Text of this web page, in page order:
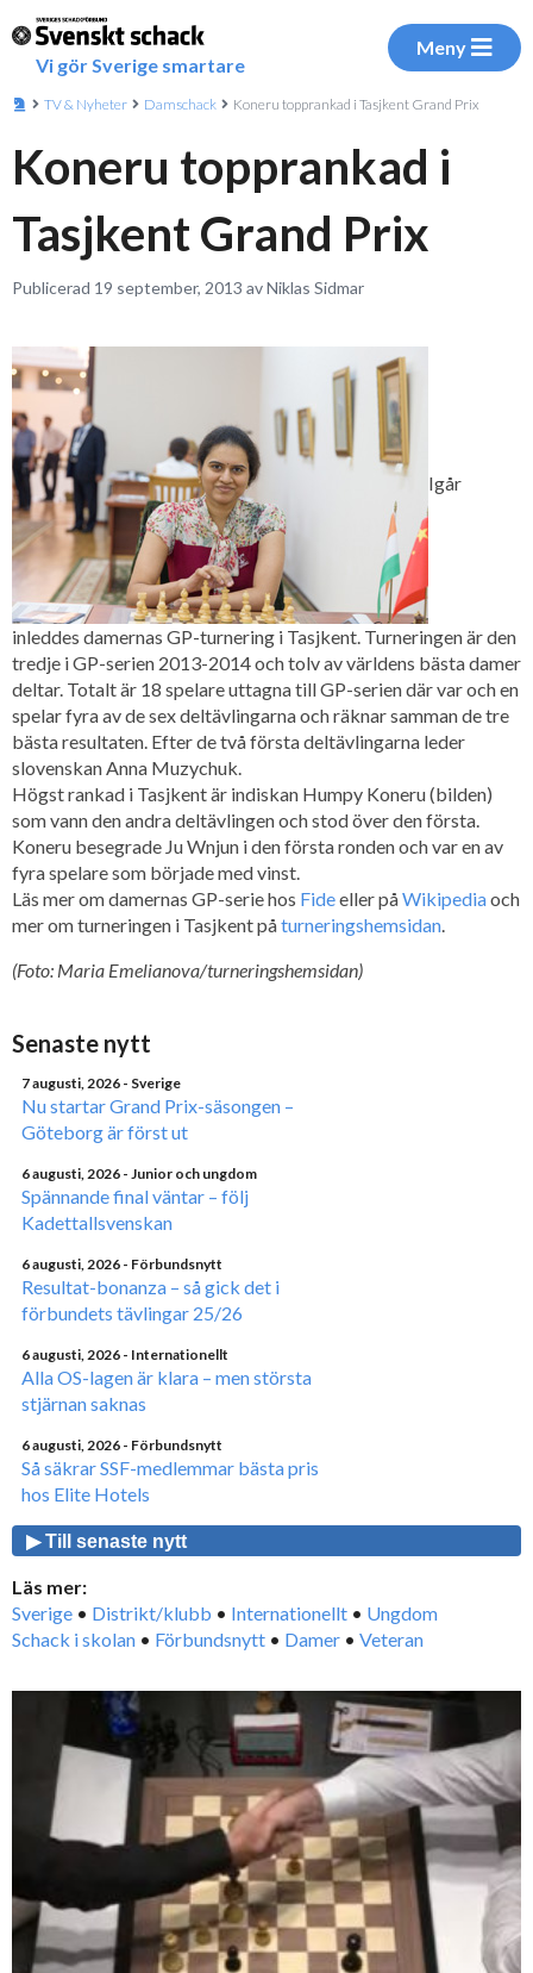
Vi gör Sverige smartare
Meny
TV & Nyheter Damschack Koneru topprankad i Tasjkent Grand Prix
Koneru topprankad i
Tasjkent Grand Prix
Publicerad 19 september, 2013 av Niklas Sidmar
Igår
inleddes damernas GP-turnering i Tasjkent. Turneringen är den
tredje i GP-serien 2013-2014 och tolv av världens bästa damer
deltar. Totalt är 18 spelare uttagna till GP-serien där var och en
spelar fyra av de sex deltävlingarna och räknar samman de tre
bästa resultaten. Efter de två första deltävlingarna leder
slovenskan Anna Muzychuk.
Högst rankad i Tasjkent är indiskan Humpy Koneru (bilden)
som vann den andra deltävlingen och stod över den första.
Koneru besegrade Ju Wnjun i den första ronden och var en av
fyra spelare som började med vinst.
Läs mer om damernas GP-serie hos Fideeller påWikipediaoch
mer om turneringen i Tasjkent påturneringshemsidan.
(Foto: Maria Emelianova/turneringshemsidan)
Senaste nytt
7 augusti, 2026 - Sverige
Nu startar Grand Prix-säsongen –
Göteborg är först ut
6 augusti, 2026 - Junior och ungdom
Spännande final väntar – följ
Kadettallsvenskan
6 augusti, 2026 - Förbundsnytt
Resultat-bonanza – så gick det i
förbundets tävlingar 25/26
6 augusti, 2026 - Internationellt
Alla OS-lagen är klara – men största
stjärnan saknas
6 augusti, 2026 - Förbundsnytt
Så säkrar SSF-medlemmar bästa pris
hos Elite Hotels
▶ Till senaste nytt
Läs mer:
Sverige • Distrikt/klubb • Internationellt • Ungdom
Schack i skolan • Förbundsnytt • Damer • Veteran